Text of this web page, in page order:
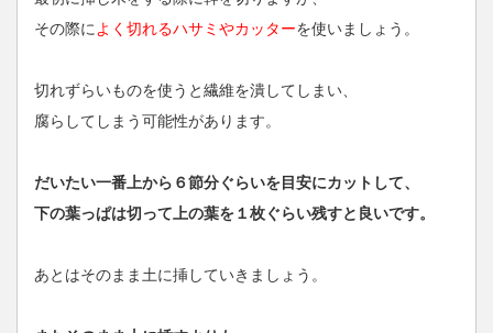
その際に よく切れるハサミやカッターを使いましょう。
切れずらいものを使うと繊維を潰してしまい、
腐らしてしまう可能性があります。
だいたい一番上から６節分ぐらいを目安にカットして、
下の葉っぱは切って上の葉を１枚ぐらい残すと良いです。
あとはそのまま土に挿していきましょう。